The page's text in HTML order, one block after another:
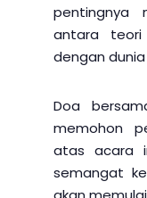
pentingnya
antara
dengan
Doa
memohon
atas acara
semangat